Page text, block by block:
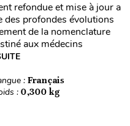
refondue et mise à jour a
des profondes évolutions
de la nomenclature
aux médecins
: Français
: 0,300 kg